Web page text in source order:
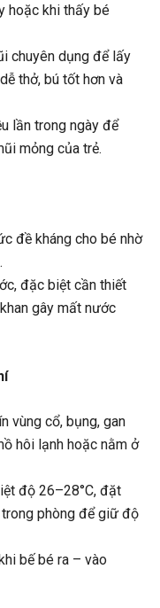
hoặc khi thấy bé
chuyên dụng để lấy
thở, bú tốt hơn và
lần trong ngày để
mỏng của trẻ.
đề kháng cho bé nhờ
đặc biệt cần thiết
gây mất nước
vùng cổ, bụng, gan
hôi lạnh hoặc nằm ở
độ 26–28°C, đặt
phòng để giữ độ
bế bé ra – vào